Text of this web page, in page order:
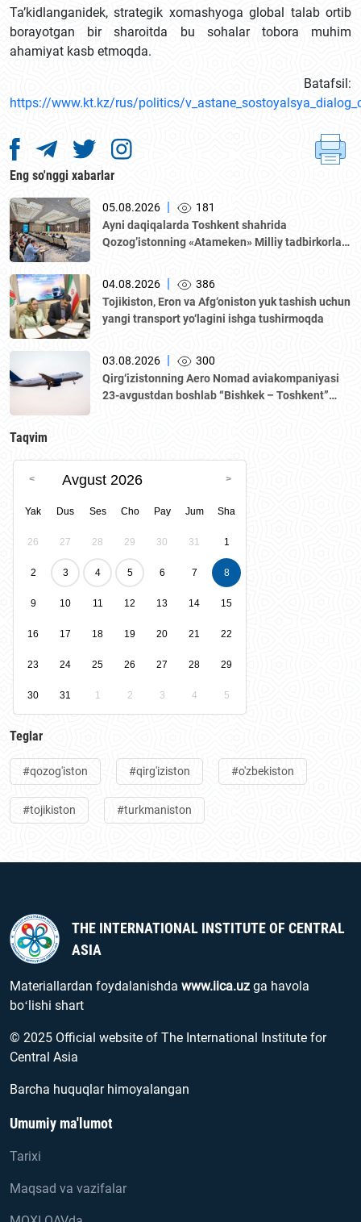
Ta’kidlanganidek, strategik xomashyoga global talab ortib
borayotgan bir sharoitda bu sohalar tobora muhim
ahamiyat kasb etmoqda.
Batafsil:
https://www.kt.kz/rus/politics/
Eng so'nggi xabarlar
05.08.2026 |
181
Аyni daqiqalarda Toshkent shahrida
Qozogʼistonning «Аtameken» Milliy tadbirkorlar
Oʼzbekiston–Qozogʼiston biznes-forumi va B2B
muzokaralari boʼlib oʼtmoqda.
04.08.2026 |
386
Tojikiston, Eron va Afg‘oniston yuk tashish uchun
yangi transport yo‘lagini ishga tushirmoqda
03.08.2026 |
300
Qirg‘izistonning Aero Nomad aviakompaniyasi
23-avgustdan boshlab “Bishkek – Toshkent”
Taqvim
Avgust 2026
Yak Dus Ses Cho Pay Jum Sha
26 27 28 29 30 31 1
2 3 4 5 6 7 8
9 10 11 12 13 14 15
16 17 18 19 20 21 22
23 24 25 26 27 28 29
30 31 1 2 3 4 5
Teglar
#qozog'iston #qirg'iziston #o'zbekiston
#tojikiston #turkmaniston
THE INTERNATIONAL INSTITUTE OF CENTRAL
ASIA
Materiallardan foydalanishda www.iica.uz ga havola
boʻlishi shart
© 2025 Official website of The International Institute for
Central Asia
Barcha huquqlar himoyalangan
Umumiy ma'lumot
Tarixi
Maqsad va vazifalar